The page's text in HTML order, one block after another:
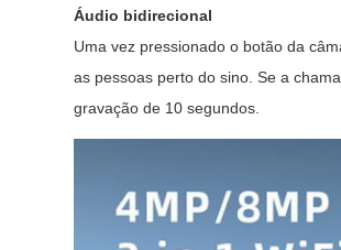
Áudio bidirecional
Uma vez pressionado o botão da
as pessoas perto do sino. Se a
gravação de 10 segundos.